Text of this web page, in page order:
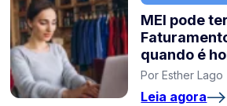
MEI pode
quando é
Por Esther Lago
Leia agora